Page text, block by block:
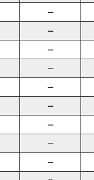
－
－
－
－
－
－
－
－
－